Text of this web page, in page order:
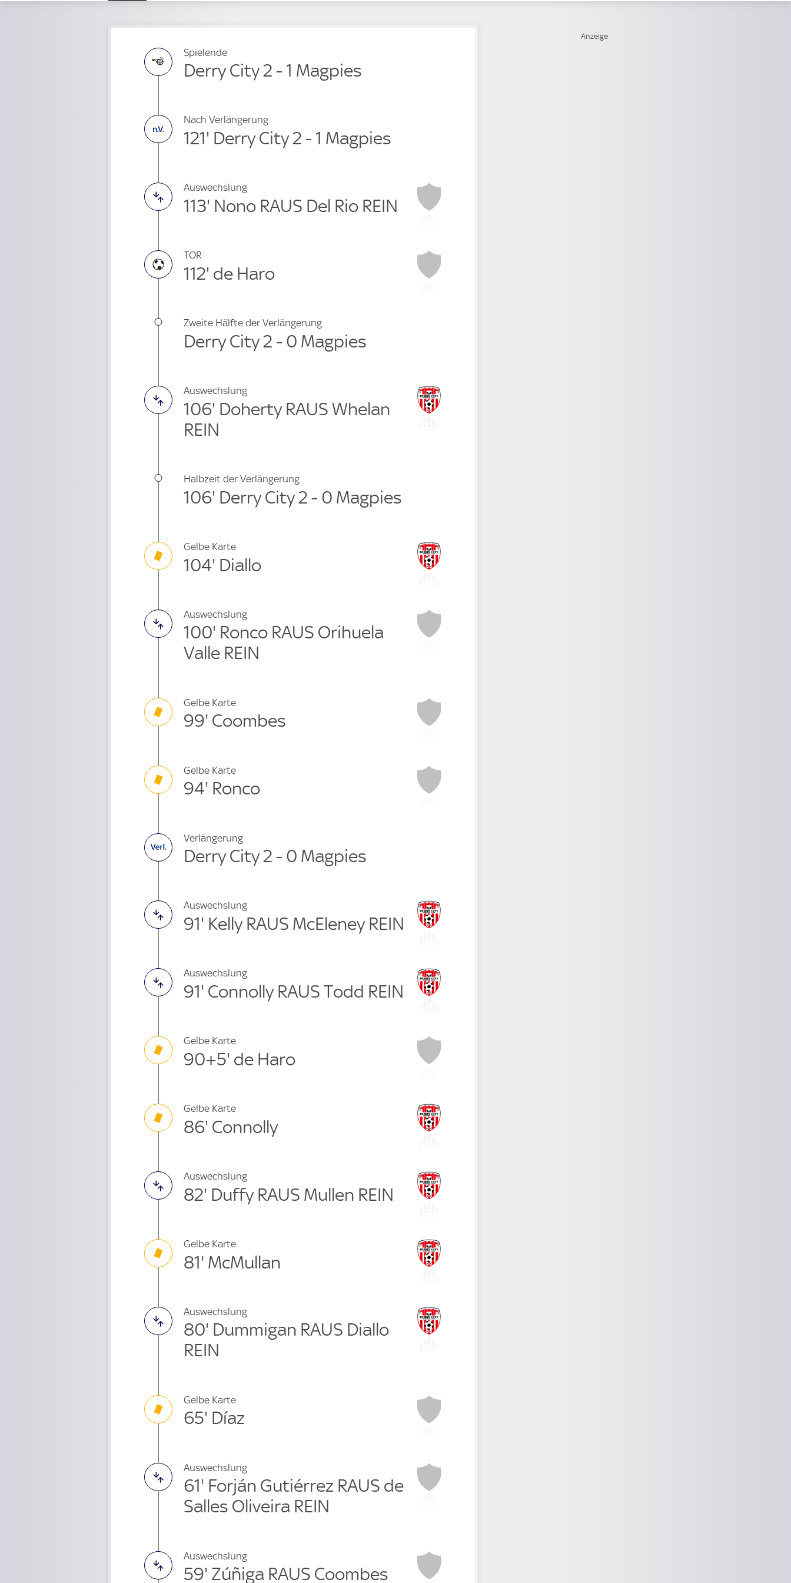
Spielende
Derry City 2 - 1 Magpies
Nach Verlängerung
121' Derry City 2 - 1 Magpies
Auswechslung
113' Nono RAUS Del Rio REIN
TOR
112' de Haro
Zweite Hälfte der Verlängerung
Derry City 2 - 0 Magpies
Auswechslung
106' Doherty RAUS Whelan
REIN
Halbzeit der Verlängerung
106' Derry City 2 - 0 Magpies
Gelbe Karte
104' Diallo
Auswechslung
100' Ronco RAUS Orihuela
Valle REIN
Gelbe Karte
99' Coombes
Gelbe Karte
94' Ronco
Verlängerung
Derry City 2 - 0 Magpies
Auswechslung
91' Kelly RAUS McEleney REIN
Auswechslung
91' Connolly RAUS Todd REIN
Gelbe Karte
90+5' de Haro
Gelbe Karte
86' Connolly
Auswechslung
82' Duffy RAUS Mullen REIN
Gelbe Karte
81' McMullan
Auswechslung
80' Dummigan RAUS Diallo
REIN
Gelbe Karte
65' Díaz
Auswechslung
61' Forján Gutiérrez RAUS de
Salles Oliveira REIN
Auswechslung
59' Zúñiga RAUS Coombes